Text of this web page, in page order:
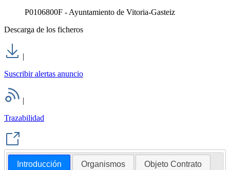
P0106800F - Ayuntamiento de Vitoria-Gasteiz
Descarga de los ficheros
|
Suscribir alertas anuncio
|
Trazabilidad
Introducción Organismos Objeto Contrato